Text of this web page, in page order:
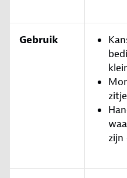
Gebruik
zijn